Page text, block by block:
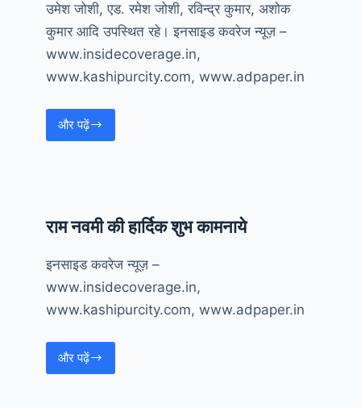
उमेश जोशी, एड. रमेश जोशी, रविन्द्र कुमार, अशोक
कुमार आदि उपस्थित रहे। इनसाइड कवरेज न्यूज़ –
www.insidecoverage.in,
www.kashipurcity.com, www.adpaper.in
और पढ़ें
कुंडेश्वरी
का
राम नवमी की हार्दिक शुभ कामनाये
इनसाइड कवरेज न्यूज़ –
www.insidecoverage.in,
www.kashipurcity.com, www.adpaper.in
और पढ़ें
राम